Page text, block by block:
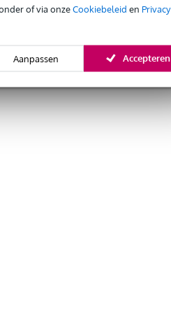
of via onzeCookiebeleid en Privacy
Aanpassen Accepteren